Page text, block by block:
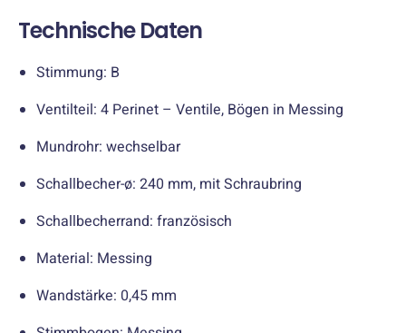
Technische Daten
Stimmung: B
Ventilteil: 4 Perinet – Ventile, Bögen in Messing
Mundrohr: wechselbar
Schallbecher-ø: 240 mm, mit Schraubring
Schallbecherrand: französisch
Material: Messing
Wandstärke: 0,45 mm